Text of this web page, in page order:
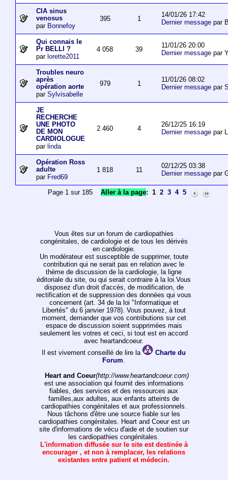
CIA sinus
venosus
par Bonnefoy
395 1
14/01/26 17:42
Dernier messagepar
Qui connais le
Pr BELLI ?
par lorette2011
4 058 39
11/01/26 20:00
Dernier messagepar
Troubles neuro
après
opération aorte
par Sylvisabelle
979 1
11/01/26 08:02
Dernier messagepar
JE
RECHERCHE
UNE PHOTO
DE MON
CARDIOLOGUE
par linda
2 460 4
26/12/25 16:19
Dernier messagepar
Opération Ross
adulte
par Fred69
1 818 11
02/12/25 03:38
Dernier messagepar
Page 1 sur 185Aller à la page: 1 2 3 4 5
Vous êtes sur un forum de cardiopathies
congénitales, de cardiologie et de tous les dérivés
en cardiologie.
Un modérateur est susceptible de supprimer, toute
contribution qui ne serait pas en relation avec le
thème de discussion de la cardiologie, la ligne
éditoriale du site, ou qui serait contraire à la loi.Vous
disposez d'un droit d'accès, de modification, de
rectification et de suppression des données qui vous
concernent (art. 34 de la loi "Informatique et
Libertés" du 6 janvier 1978). Vous pouvez, á tout
moment, demander que vos contributions sur cet
espace de discussion soient supprimées mais
seulement les votres et ceci, si tout est en accord
avec heartandcoeur.
Il est vivement conseillé de lire la
Charte du
Forum.
Heart and Coeur(http://www.heartandcoeur.com)
est une association qui fournit des informations
fiables, des services et des ressources aux
familles,aux adultes, aux enfants atteints de
cardiopathies congénitales et aux professionnels.
Nous tâchons d'être une source fiable sur les
cardiopathies congénitales. Heart and Coeur est un
site d'informations de vécu d'aide et de soutien sur
les cardiopathies congénitales.
L'information diffusée sur le site est destinée à
encourager , et non à remplacer, les relations
existantes entre patient et médecin.